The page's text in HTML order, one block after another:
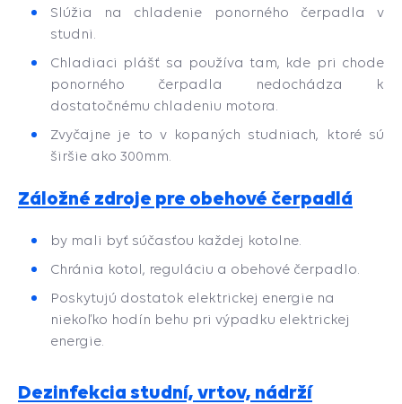
Slúžia na chladenie ponorného čerpadla v
studni.
Chladiaci plášť sa používa tam, kde pri chode
ponorného čerpadla nedochádza k
dostatočnému chladeniu motora.
Zvyčajne je to v kopaných studniach, ktoré sú
širšie ako 300mm.
Záložné zdroje pre obehové čerpadlá
by mali byť súčasťou každej kotolne.
Chránia kotol, reguláciu a obehové čerpadlo.
Poskytujú dostatok elektrickej energie na
niekoľko hodín behu pri výpadku elektrickej
energie.
Dezinfekcia studní, vrtov, nádrží